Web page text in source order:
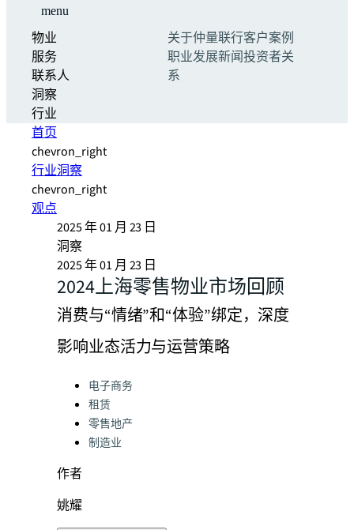
menu
物业
服务
联系人
洞察
行业
关于仲量联行客户案例
职业发展新闻投资者关
系
首页
chevron_right
行业洞察
chevron_right
观点
2025 年 01 月 23 日
洞察
2025 年 01 月 23 日
2024上海零售物业市场回顾
消费与“情绪”和“体验”绑定，深度
影响业态活力与运营策略
Categories:
电子商务
租赁
零售地产
制造业
作者
姚耀